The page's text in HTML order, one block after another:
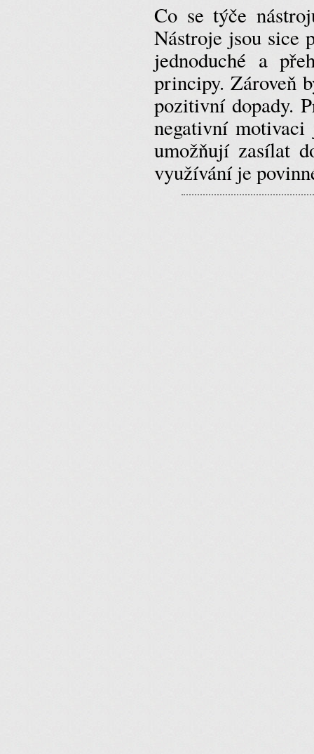
Co se týče
Nástroje jsou sice
jednoduché a
principy. Zároveň
pozitivní dopady.
negativní motivaci
umožňují zasílat
využívání je